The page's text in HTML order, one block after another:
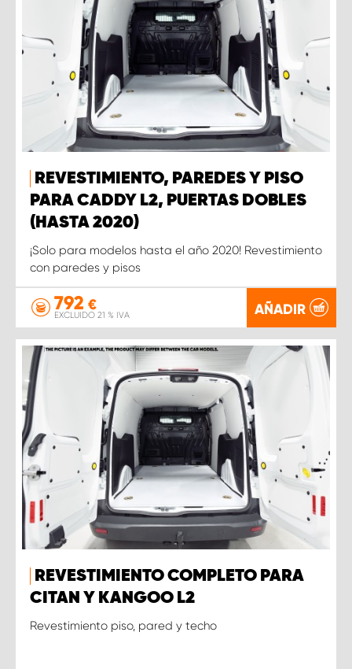
REVESTIMIENTO, PAREDES Y PISO
PARA CADDY L2, PUERTAS DOBLES
(HASTA 2020)
¡Solo para modelos hasta el año 2020! Revestimiento
con paredes y pisos
792 €
EXCLUIDO 21 % IVA AÑADIR
REVESTIMIENTO COMPLETO PARA
CITAN Y KANGOO L2
Revestimiento piso, pared y techo